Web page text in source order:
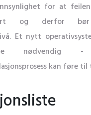
for at
og derfor
Et nytt
nødvendig
kan føre